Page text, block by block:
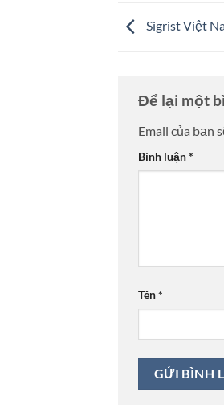
Sigrist Việt
Để lại một
Email của bạn
Bình luận*
Tên*